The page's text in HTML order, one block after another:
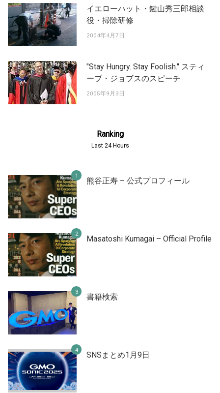
イエローハット・鍵山秀三郎相談
役・掃除研修
2004年4月7日
"Stay Hungry. Stay Foolish." スティ
ーブ・ジョブスのスピーチ
2005年9月3日
Ranking
Last 24 Hours
熊谷正寿 – 公式プロフィール
Masatoshi Kumagai – Official Profile
書籍検索
SNSまとめ1月9日